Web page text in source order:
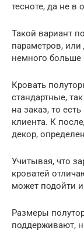
тесноте, да не в
Такой вариант
параметров, или
немного больше
Кровать
стандартные,
на заказ, то
клиента. К
декор,
Учитывая, что
кроватей
может подойти
Размеры
поддерживают,